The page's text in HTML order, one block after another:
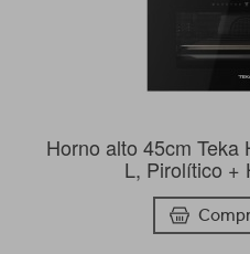
Horno alto 45cm Teka
L, Pirolítico +